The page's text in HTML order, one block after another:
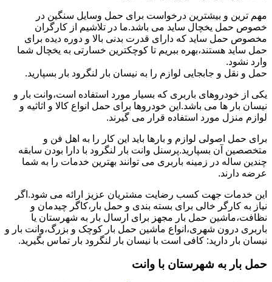
مهم ترین و بیشترین درخواست برای حمل وسایل سنگین در
خصوص حمل یخچال ساید می باشد.ما در تلاشیم از کارگران
مخصوص حمل ساید که دارای قدرت بدنی بالا و دوره دیده برای
حمل ساید هستند،بهره ببریم تا کوچکترین خسارتی به یخچال شما
وارد نشود.
حمل و نقل و جابجایی لوازم را به نیسان بار لنگرود بار بسپارید.
یکی از خودروهای باربری که بسیار مورد استفاده است،وانت بار و
نیسان بار ها می باشد.این خودروها برای حمل انواع کالا و اثاثیه و
لوازم منزل مورد استفاده قرار می گیرند.
برای حمل اصولی لوازم و بارها باید این کار را به اهل فن و
متخصصین آن بسپارید.پرسنل وانت بار لنگرود با دارا بودن سابقه
چندین ساله در زمینه باربری می توانند بهترین خدمات را به شما
عرضه دارند.
این خدمات جهت کسب رضایت مشتریان عزیز ارائه می شود.اگر
نیاز به کارگر خالی برای بسته بندی و حمل بار،کاگر چیدمان و
نظافت،ماشین حمل بار مجهز برای ارسال بار به شهرستان یا
باربری درون شهری،انواع ماشین حمل بار کوچک و بزرگ،وانت بار و
نیسان بار دارید: کافی است با نیسان بار لنگرود بار تماس بگیرید.
حمل بار به شهرستان با وانت